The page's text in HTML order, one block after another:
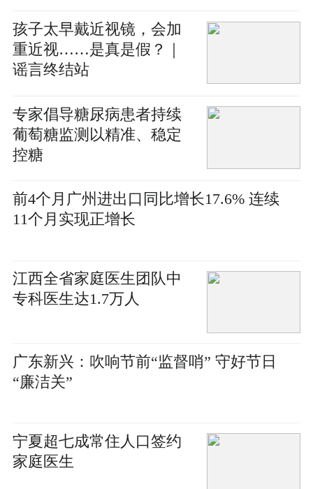
孩子太早戴近视镜，会加
重近视……是真是假？｜
谣言终结站
专家倡导糖尿病患者持续
葡萄糖监测以精准、稳定
控糖
前4个月广州进出口同比增长17.6% 连续
11个月实现正增长
江西全省家庭医生团队中
专科医生达1.7万人
广东新兴：吹响节前“监督哨” 守好节日
“廉洁关”
宁夏超七成常住人口签约
家庭医生